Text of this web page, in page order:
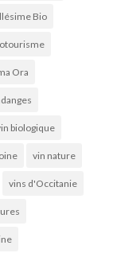
Bio
Ora
biologique
vin nature
vins d'Occitanie